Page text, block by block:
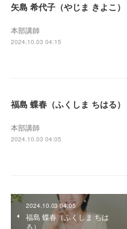
矢島 希代子（やじま きよこ）
本部講師
2024.10.03 04:15
福島 蝶春（ふくしま ちはる）
本部講師
2024.10.03 04:05
2024.10.03 04:05
福島 蝶春（ふくしま ちは
る）